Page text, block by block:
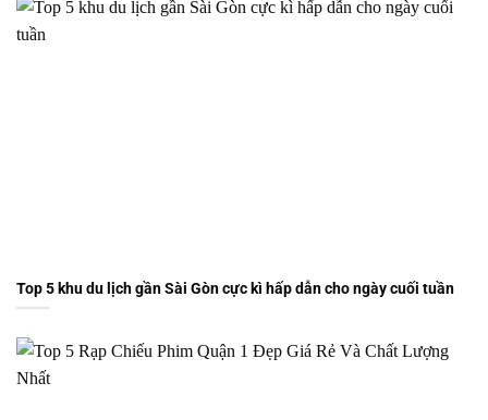
Top 5 khu du lịch gần Sài Gòn cực kì hấp dẫn cho ngày cuối tuần